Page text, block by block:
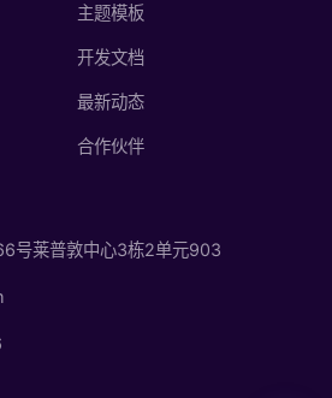
主题模板
开发文档
最新动态
合作伙伴
号莱普敦中心3栋2单元903